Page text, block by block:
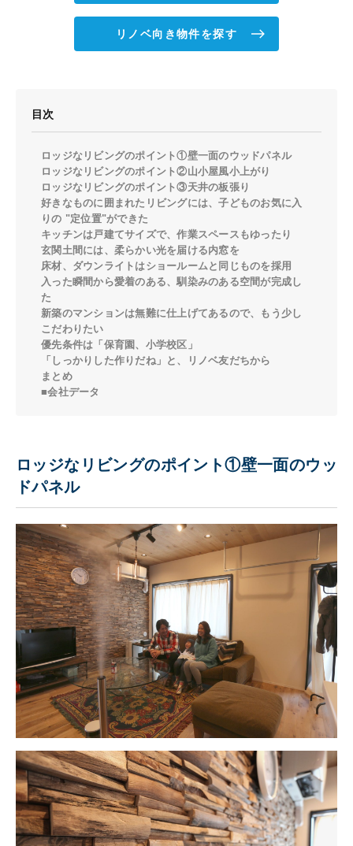
リノベ向き物件を探す
目次
ロッジなリビングのポイント①壁一面のウッドパネル
ロッジなリビングのポイント②山小屋風小上がり
ロッジなリビングのポイント③天井の板張り
好きなものに囲まれたリビングには、子どものお気に入
りの "定位置"ができた
キッチンは戸建てサイズで、作業スペースもゆったり
玄関土間には、柔らかい光を届ける内窓を
床材、ダウンライトはショールームと同じものを採用
入った瞬間から愛着のある、馴染みのある空間が完成し
た
新築のマンションは無難に仕上げてあるので、もう少し
こだわりたい
優先条件は「保育園、小学校区」
「しっかりした作りだね」と、リノベ友だちから
まとめ
■会社データ
ロッジなリビングのポイント①壁一面のウッ
ドパネル